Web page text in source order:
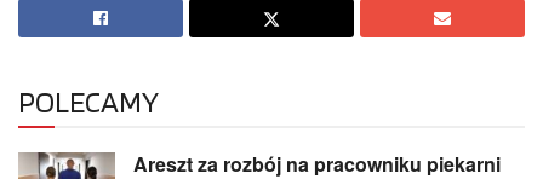
POLECAMY
Areszt za rozbój na pracowniku piekarni